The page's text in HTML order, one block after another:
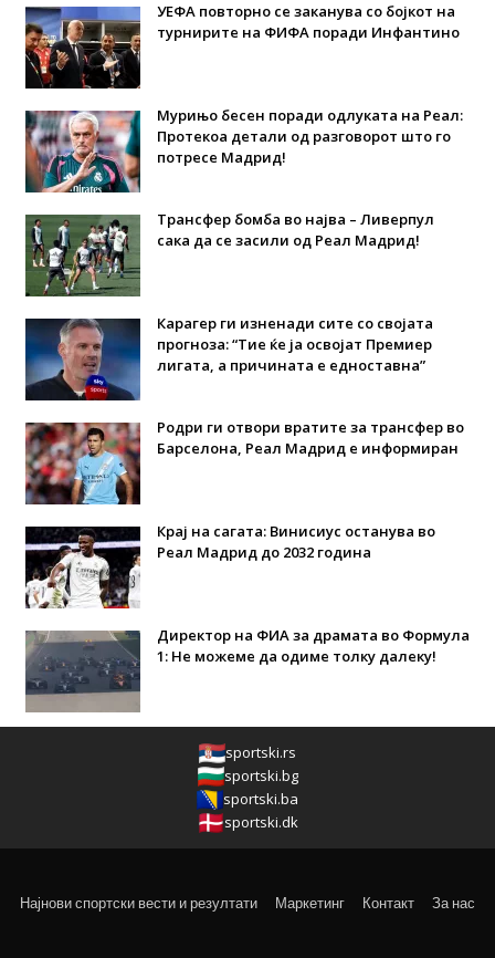
УЕФА повторно се заканува со бојкот на
турнирите на ФИФА поради Инфантино
Мурињо бесен поради одлуката на Реал:
Протекоа детали од разговорот што го
потресе Мадрид!
Трансфер бомба во најва – Ливерпул
сака да се засили од Реал Мадрид!
Карагер ги изненади сите со својата
прогноза: “Тие ќе ја освојат Премиер
лигата, а причината е едноставна”
Родри ги отвори вратите за трансфер во
Барселона, Реал Мадрид е информиран
Крај на сагата: Винисиус останува во
Реал Мадрид до 2032 година
Директор на ФИА за драмата во Формула
1: Не можеме да одиме толку далеку!
sportski.rs
sportski.bg
sportski.ba
sportski.dk
Најнови спортски вести и резултати Маркетинг Контакт За нас